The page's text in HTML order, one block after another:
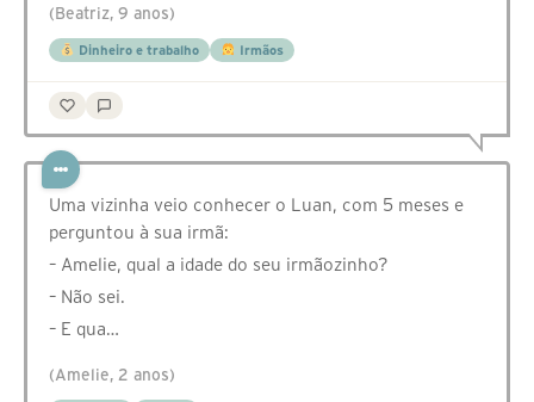
(Beatriz, 9 anos)
Dinheiro e trabalho Irmãos
Uma vizinha veio conhecer o Luan, com 5 meses e
perguntou à sua irmã:
– Amelie, qual a idade do seu irmãozinho?
– Não sei.
– E qua…
(Amelie, 2 anos)